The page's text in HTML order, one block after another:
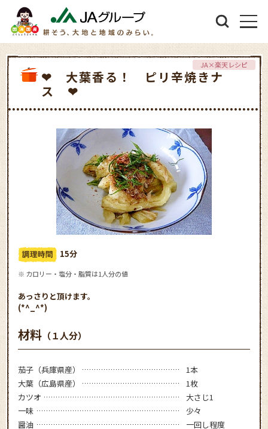
❤ 大葉香る！ ピリ辛焼きナ
ス ❤
JA×楽天レシピ
15分
※ カロリー・塩分・脂質は1人分の値
あっさりと頂けます。
(*^_^*)
材料 （１人分）
茄子（兵庫県産）
1本
大葉（広島県産）
1枚
カツオ
大さじ1
一味
少々
醤油
一回し程度